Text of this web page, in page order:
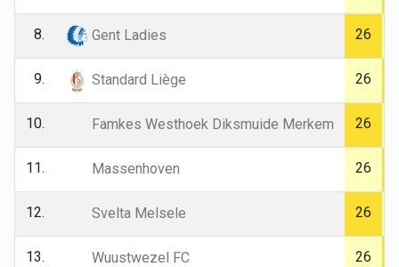
8. Gent Ladies 26
9. Standard Liège 26
10. Famkes Westhoek Diksmuide Merkem 26
11. Massenhoven 26
12. Svelta Melsele 26
13. Wuustwezel FC 26